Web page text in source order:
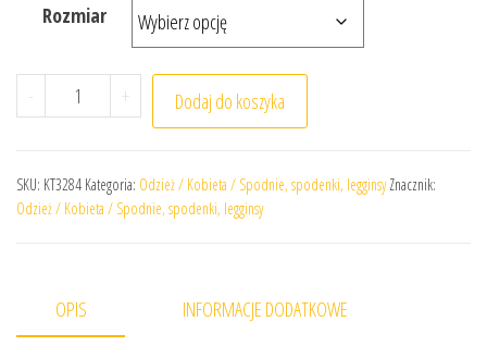
Rozmiar
- ilość Damskie legginsy adidas 3S X-Over KT3284
+ Dodaj do koszyka
SKU: KT3284 Kategoria: Odzież / Kobieta / Spodnie, spodenki, legginsy Znacznik:
Odzież / Kobieta / Spodnie, spodenki, legginsy
OPIS INFORMACJE DODATKOWE